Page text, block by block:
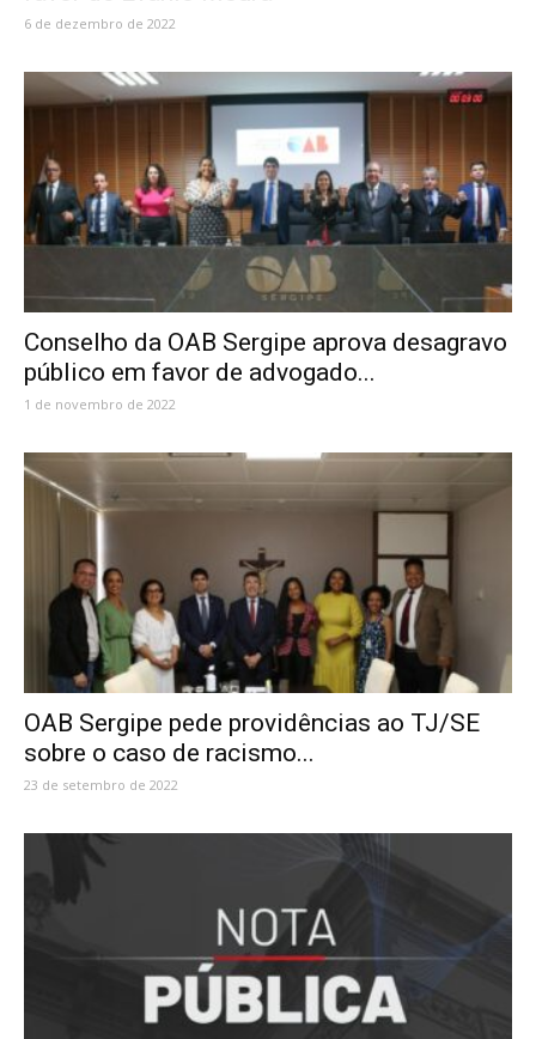
6 de dezembro de 2022
Conselho da OAB Sergipe aprova desagravo
público em favor de advogado...
1 de novembro de 2022
OAB Sergipe pede providências ao TJ/SE
sobre o caso de racismo...
23 de setembro de 2022